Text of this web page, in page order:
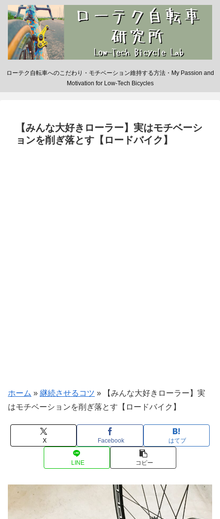
ローテク自転車へのこだわり・モチベーション維持する方法・My Passion and
Motivation for Low-Tech Bicycles
【みんな大好きローラー】実はモチベーシ
ョンを削ぎ落とす【ロードバイク】
ホーム » 継続させるコツ » 【みんな大好きローラー】実
はモチベーションを削ぎ落とす【ロードバイク】
X Facebook はてブ
LINE コピー